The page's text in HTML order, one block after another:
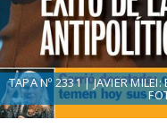
TAPA Nº 2331 | JAVIER